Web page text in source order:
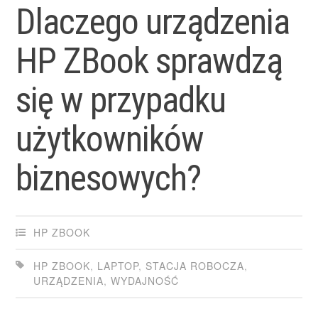
Dlaczego urządzenia
HP ZBook sprawdzą
się w przypadku
użytkowników
biznesowych?
HP ZBOOK
HP ZBOOK, LAPTOP, STACJA ROBOCZA,
URZĄDZENIA,WYDAJNOŚĆ